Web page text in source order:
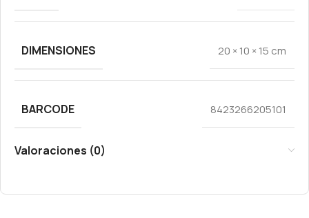
DIMENSIONES 20 × 10 × 15 cm
BARCODE 8423266205101
Valoraciones (0)